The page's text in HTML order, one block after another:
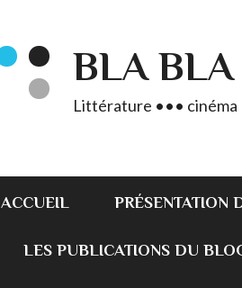
BLA
Littérature ••• cinéma
ACCUEIL PRÉSENTATION
LES PUBLICATIONS DU